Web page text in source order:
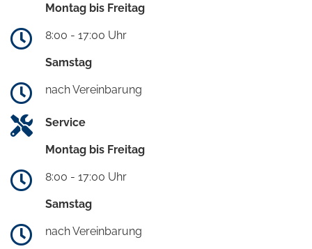
Montag bis Freitag
8:00 - 17:00 Uhr
Samstag
nach Vereinbarung
Service
Montag bis Freitag
8:00 - 17:00 Uhr
Samstag
nach Vereinbarung